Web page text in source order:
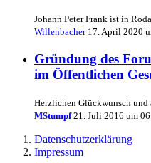
Johann Peter Frank ist in
Willenbacher 17. April 2020
Gründung des
im Öffentlichen
Herzlichen Glückwunsch und
MStumpf 21. Juli 2016 um
Datenschutzerklärung
Impressum